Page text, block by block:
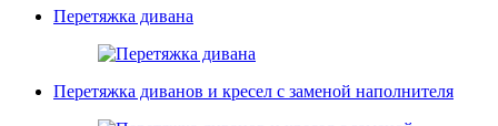
Перетяжка дивана
Перетяжка диванов и кресел с заменой наполнителя